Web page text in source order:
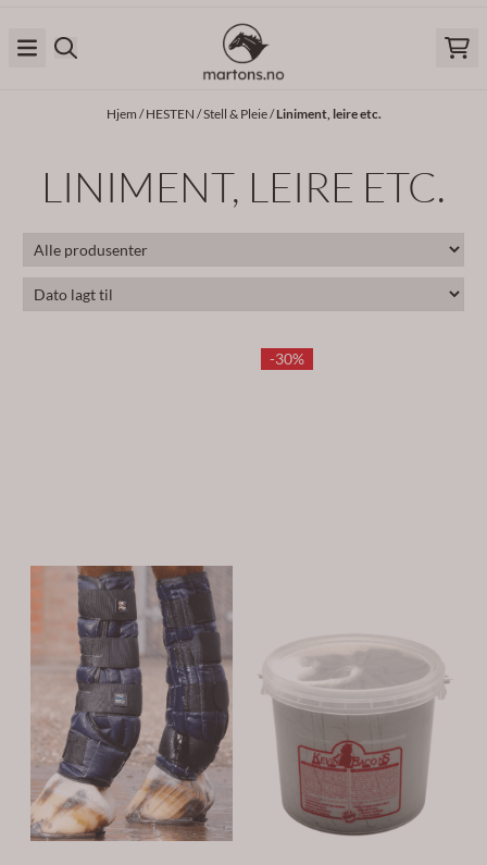
Hjem /HESTEN /Stell & Pleie/Liniment, leire etc.
LINIMENT, LEIRE ETC.
-30%